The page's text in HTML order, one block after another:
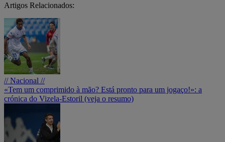
Artigos Relacionados:
// Nacional //
«Tem um comprimido à mão? Está pronto para um jogaço!»: a
crónica do Vizela-Estoril (veja o resumo)